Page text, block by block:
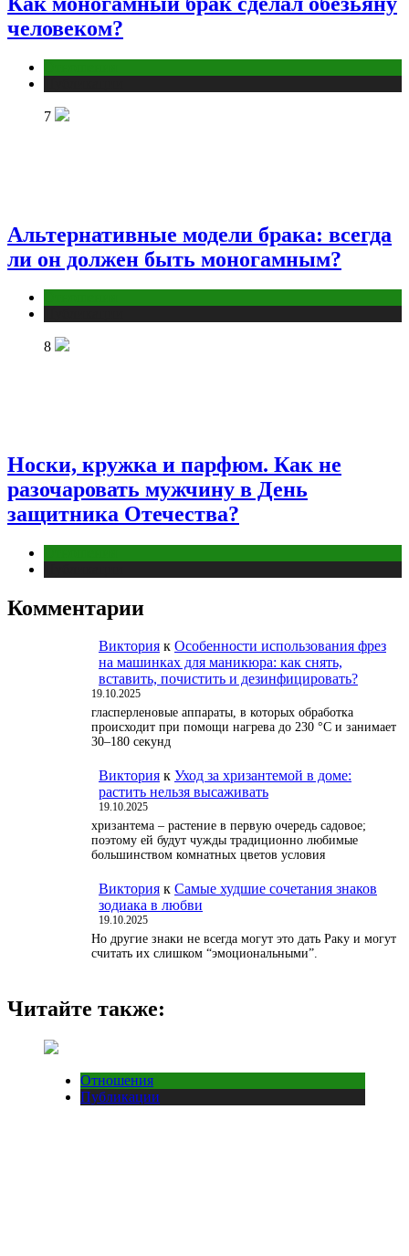
человеком?
7
Альтернативные модели брака: всегда
ли он должен быть моногамным?
8
Носки, кружка и парфюм. Как не
разочаровать мужчину в День
защитника Отечества?
Комментарии
Виктория к Особенности использования фрез
на машинках для маникюра: как снять,
вставить, почистить и дезинфицировать?
19.10.2025
гласперленовые аппараты, в которых обработка
происходит при помощи нагрева до 230 °С и занимает
30–180 секунд
Виктория к Уход за хризантемой в доме:
растить нельзя высаживать
19.10.2025
хризантема – растение в первую очередь садовое;
поэтому ей будут чужды традиционно любимые
большинством комнатных цветов условия
Виктория к Самые худшие сочетания знаков
зодиака в любви
19.10.2025
Но другие знаки не всегда могут это дать Раку и могут
считать их слишком “эмоциональными”.
Читайте также:
Отношения
Публикации